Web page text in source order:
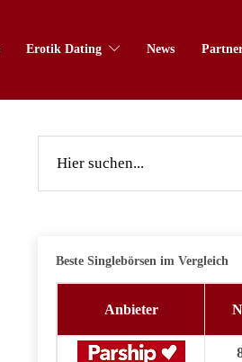
Erotik Dating News
Beste Singlebörsen im Vergleich
Anbieter